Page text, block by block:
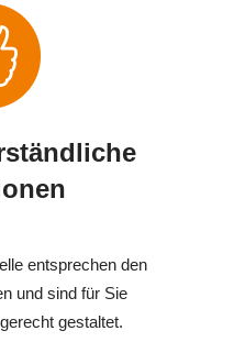
entsprechen den
und sind für Sie
gestaltet.